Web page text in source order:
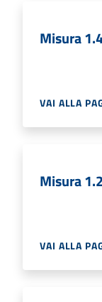
Misura
VAI ALLA
Misura
VAI ALLA